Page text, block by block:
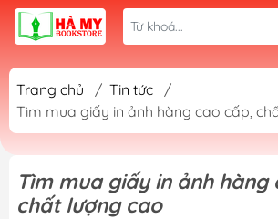
Trang chủ / Tin tức
/
Tìm mua giấy in ảnh hàng cao cấp,
Tìm mua giấy in ảnh hàng
chất lượng cao